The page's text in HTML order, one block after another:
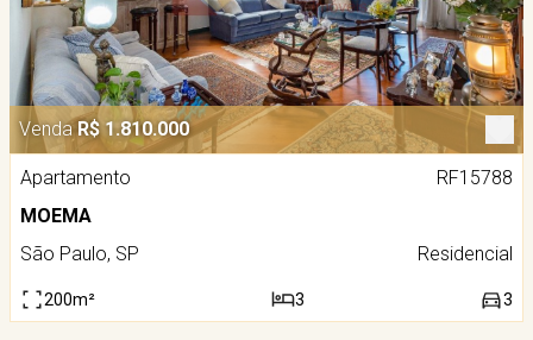
Venda R$ 1.810.000
Apartamento
RF15788
MOEMA
São Paulo, SP
Residencial
200m² 3 3